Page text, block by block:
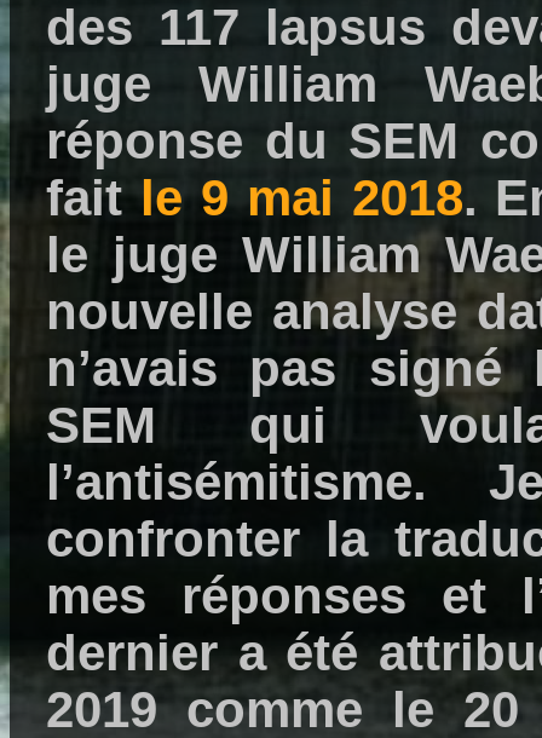
des 117 lapsus
juge William
réponse du SEM
faitle 9 mai 2018.
le juge William
nouvelle analyse
n’avais pas
SEM qui
confronter la
mes réponses et
dernier a été
2019 comme le